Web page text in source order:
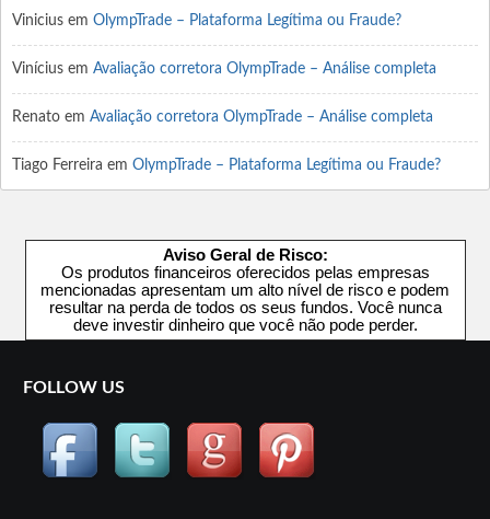
Vinicius em OlympTrade – Plataforma Legítima ou Fraude?
Vinícius em Avaliação corretora OlympTrade – Análise completa
Renato em Avaliação corretora OlympTrade – Análise completa
Tiago Ferreira em OlympTrade – Plataforma Legítima ou Fraude?
Aviso Geral de Risco:
Os produtos financeiros oferecidos pelas empresas
mencionadas apresentam um alto nível de risco e podem
resultar na perda de todos os seus fundos. Você nunca
deve investir dinheiro que você não pode perder.
FOLLOW US